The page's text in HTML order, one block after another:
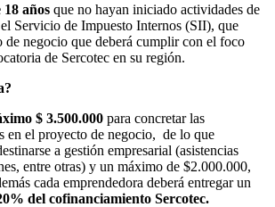
18 años que no hayan iniciado actividades de
Servicio de Impuesto Internos (SII), que
de negocio que deberá cumplir con el foco
de Sercotec en su región.
$ 3.500.000 para concretar las
en el proyecto de negocio, de lo que
a gestión empresarial (asistencias
entre otras) y un máximo de $2.000.000,
cada emprendedora deberá entregar un
del cofinanciamiento Sercotec.